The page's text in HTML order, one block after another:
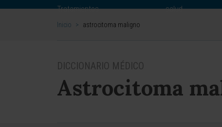
Tratamientos
salud
Inicio > astrocitoma maligno
DICCIONARIO MÉDICO
Astrocitoma